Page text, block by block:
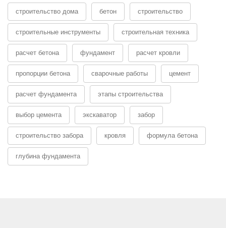
строительство дома бетон строительство
строительные инструменты строительная техника
расчет бетона фундамент расчет кровли
пропорции бетона сварочные работы цемент
расчет фундамента этапы строительства
выбор цемента экскаватор забор
строительство забора кровля формула бетона
глубина фундамента